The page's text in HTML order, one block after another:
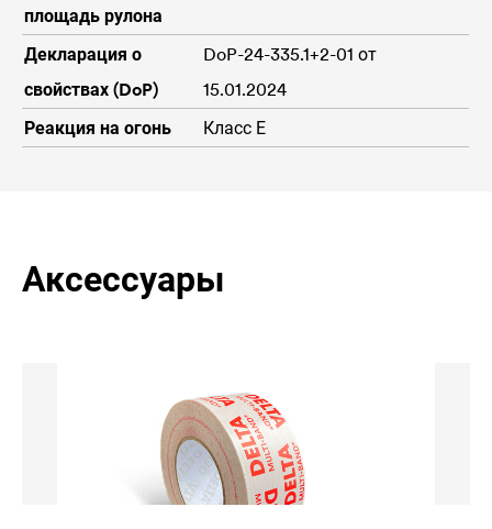
площадь рулона
Декларация о
свойствах (DoP)
DoP-24-335.1+2-01 от
15.01.2024
Реакция на огонь
Класс Е
Аксессуары